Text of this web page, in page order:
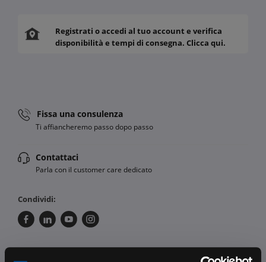
Registrati o accedi al tuo account e verifica
disponibilità e tempi di consegna. Clicca qui.
Fissa una consulenza
Ti affiancheremo passo dopo passo
Contattaci
Parla con il customer care dedicato
Condividi: